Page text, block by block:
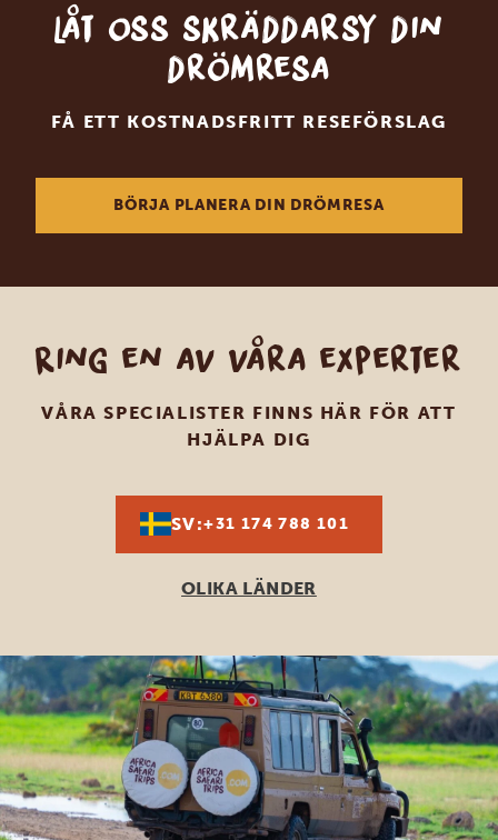
Låt oss skräddarsy din
drömresa
FÅ ETT KOSTNADSFRITT RESEFÖRSLAG
BÖRJA PLANERA DIN DRÖMRESA
Ring en av våra experter
VÅRA SPECIALISTER FINNS HÄR FÖR ATT
HJÄLPA DIG
SV:+31 174 788 101
OLIKA LÄNDER